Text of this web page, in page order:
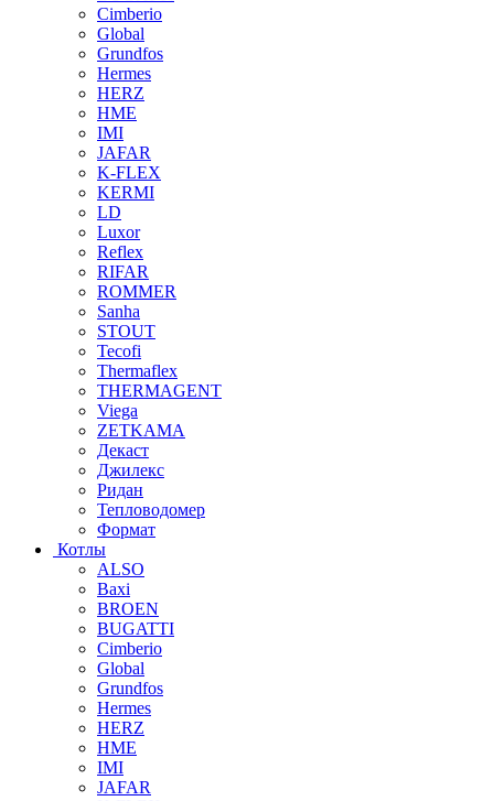
Cimberio
Global
Grundfos
Hermes
HERZ
HME
IMI
JAFAR
K-FLEX
KERMI
LD
Luxor
Reflex
RIFAR
ROMMER
Sanha
STOUT
Tecofi
Thermaflex
THERMAGENT
Viega
ZETKAMA
Декаст
Джилекс
Ридан
Тепловодомер
Формат
Котлы
ALSO
Baxi
BROEN
BUGATTI
Cimberio
Global
Grundfos
Hermes
HERZ
HME
IMI
JAFAR